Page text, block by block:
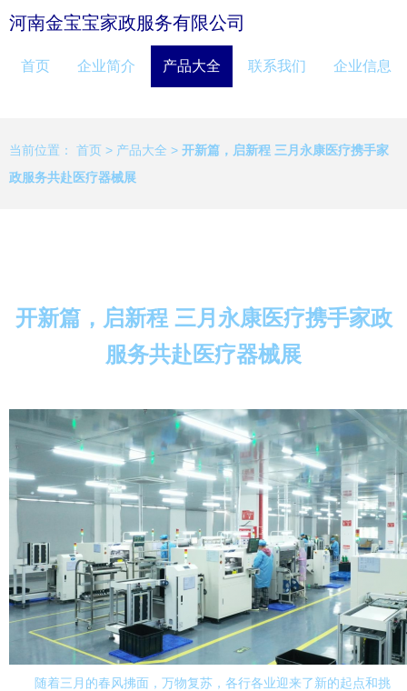
河南金宝宝家政服务有限公司
首页 企业简介 产品大全 联系我们 企业信息
当前位置： 首页 > 产品大全 > 开新篇，启新程 三月永康医疗携手家
政服务共赴医疗器械展
开新篇，启新程 三月永康医疗携手家政
服务共赴医疗器械展
随着三月的春风拂面，万物复苏，各行各业迎来了新的起点和挑